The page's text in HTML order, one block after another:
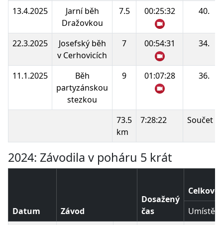
13.4.2025
Jarní běh
Dražovkou
7.5 00:25:32 40.
22.3.2025
Josefský běh
v Cerhovicích
7 00:54:31 34.
11.1.2025
Běh
partyzánskou
stezkou
9 01:07:28 36.
73.5
km
7:28:22 Součet
2024: Závodila v poháru 5 krát
Datum Závod
Dosažený
čas
Celkové
Umístění